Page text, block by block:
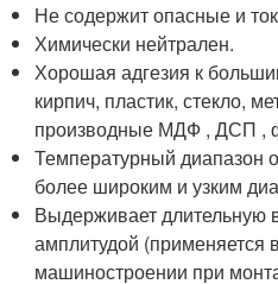
Не содержит опасные и
Химически нейтрален.
Хорошая адгезия к
кирпич, пластик, стекло,
производные МДФ , ДСП ,
Температурный диапазон
более широким и узким
Выдерживает длительную
амплитудой (применяется
машиностроении при